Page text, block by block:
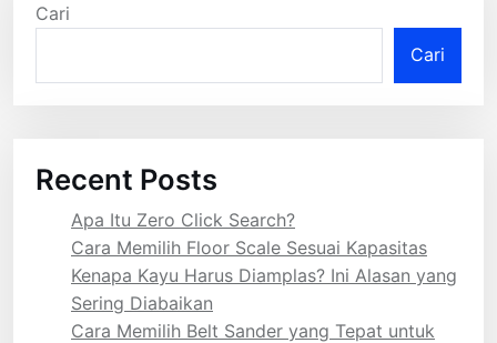
Cari
Cari
Recent Posts
Apa Itu Zero Click Search?
Cara Memilih Floor Scale Sesuai Kapasitas
Kenapa Kayu Harus Diamplas? Ini Alasan yang
Sering Diabaikan
Cara Memilih Belt Sander yang Tepat untuk